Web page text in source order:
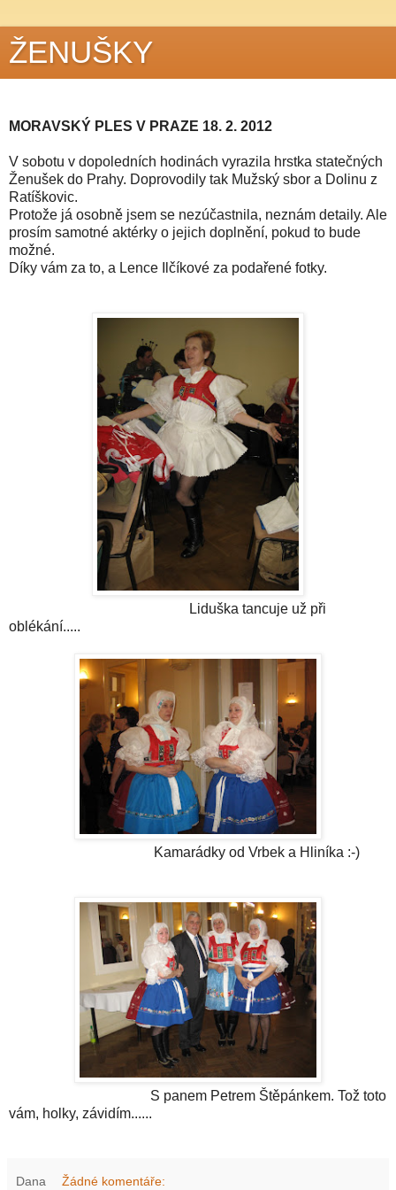
ŽENUŠKY
MORAVSKÝ PLES V PRAZE 18. 2. 2012
V sobotu v dopoledních hodinách vyrazila hrstka statečných
Ženušek do Prahy. Doprovodily tak Mužský sbor a Dolinu z
Ratíškovic.
Protože já osobně jsem se nezúčastnila, neznám detaily. Ale
prosím samotné aktérky o jejich doplnění, pokud to bude
možné.
Díky vám za to, a Lence Ilčíkové za podařené fotky.
Liduška tancuje už při
oblékání.....
Kamarádky od Vrbek a Hliníka :-)
S panem Petrem Štěpánkem. Tož toto
vám, holky, závidím......
Dana Žádné komentáře: